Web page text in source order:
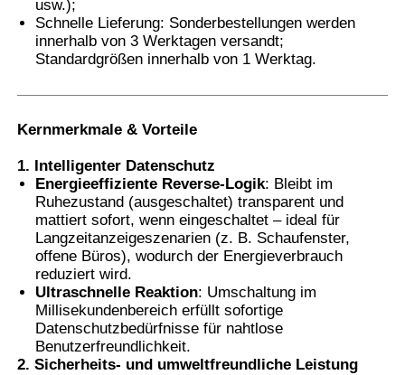
Smart PDLC Film
Fotochromfilm
Farbe für Fahrzeugfenster
Intelligentes Pdlc-Glas
PNLC-Film
usw.);
Schnelle Lieferung: Sonderbestellungen werden
innerhalb von 3 Werktagen versandt;
Standardgrößen innerhalb von 1 Werktag.
Kernmerkmale & Vorteile
1. Intelligenter Datenschutz
Energieeffiziente Reverse-Logik: Bleibt im
Ruhezustand (ausgeschaltet) transparent und
mattiert sofort, wenn eingeschaltet – ideal für
Langzeitanzeigeszenarien (z. B. Schaufenster,
offene Büros), wodurch der Energieverbrauch
reduziert wird.
Ultraschnelle Reaktion: Umschaltung im
Millisekundenbereich erfüllt sofortige
Datenschutzbedürfnisse für nahtlose
Benutzerfreundlichkeit.
2. Sicherheits- und umweltfreundliche Leistung